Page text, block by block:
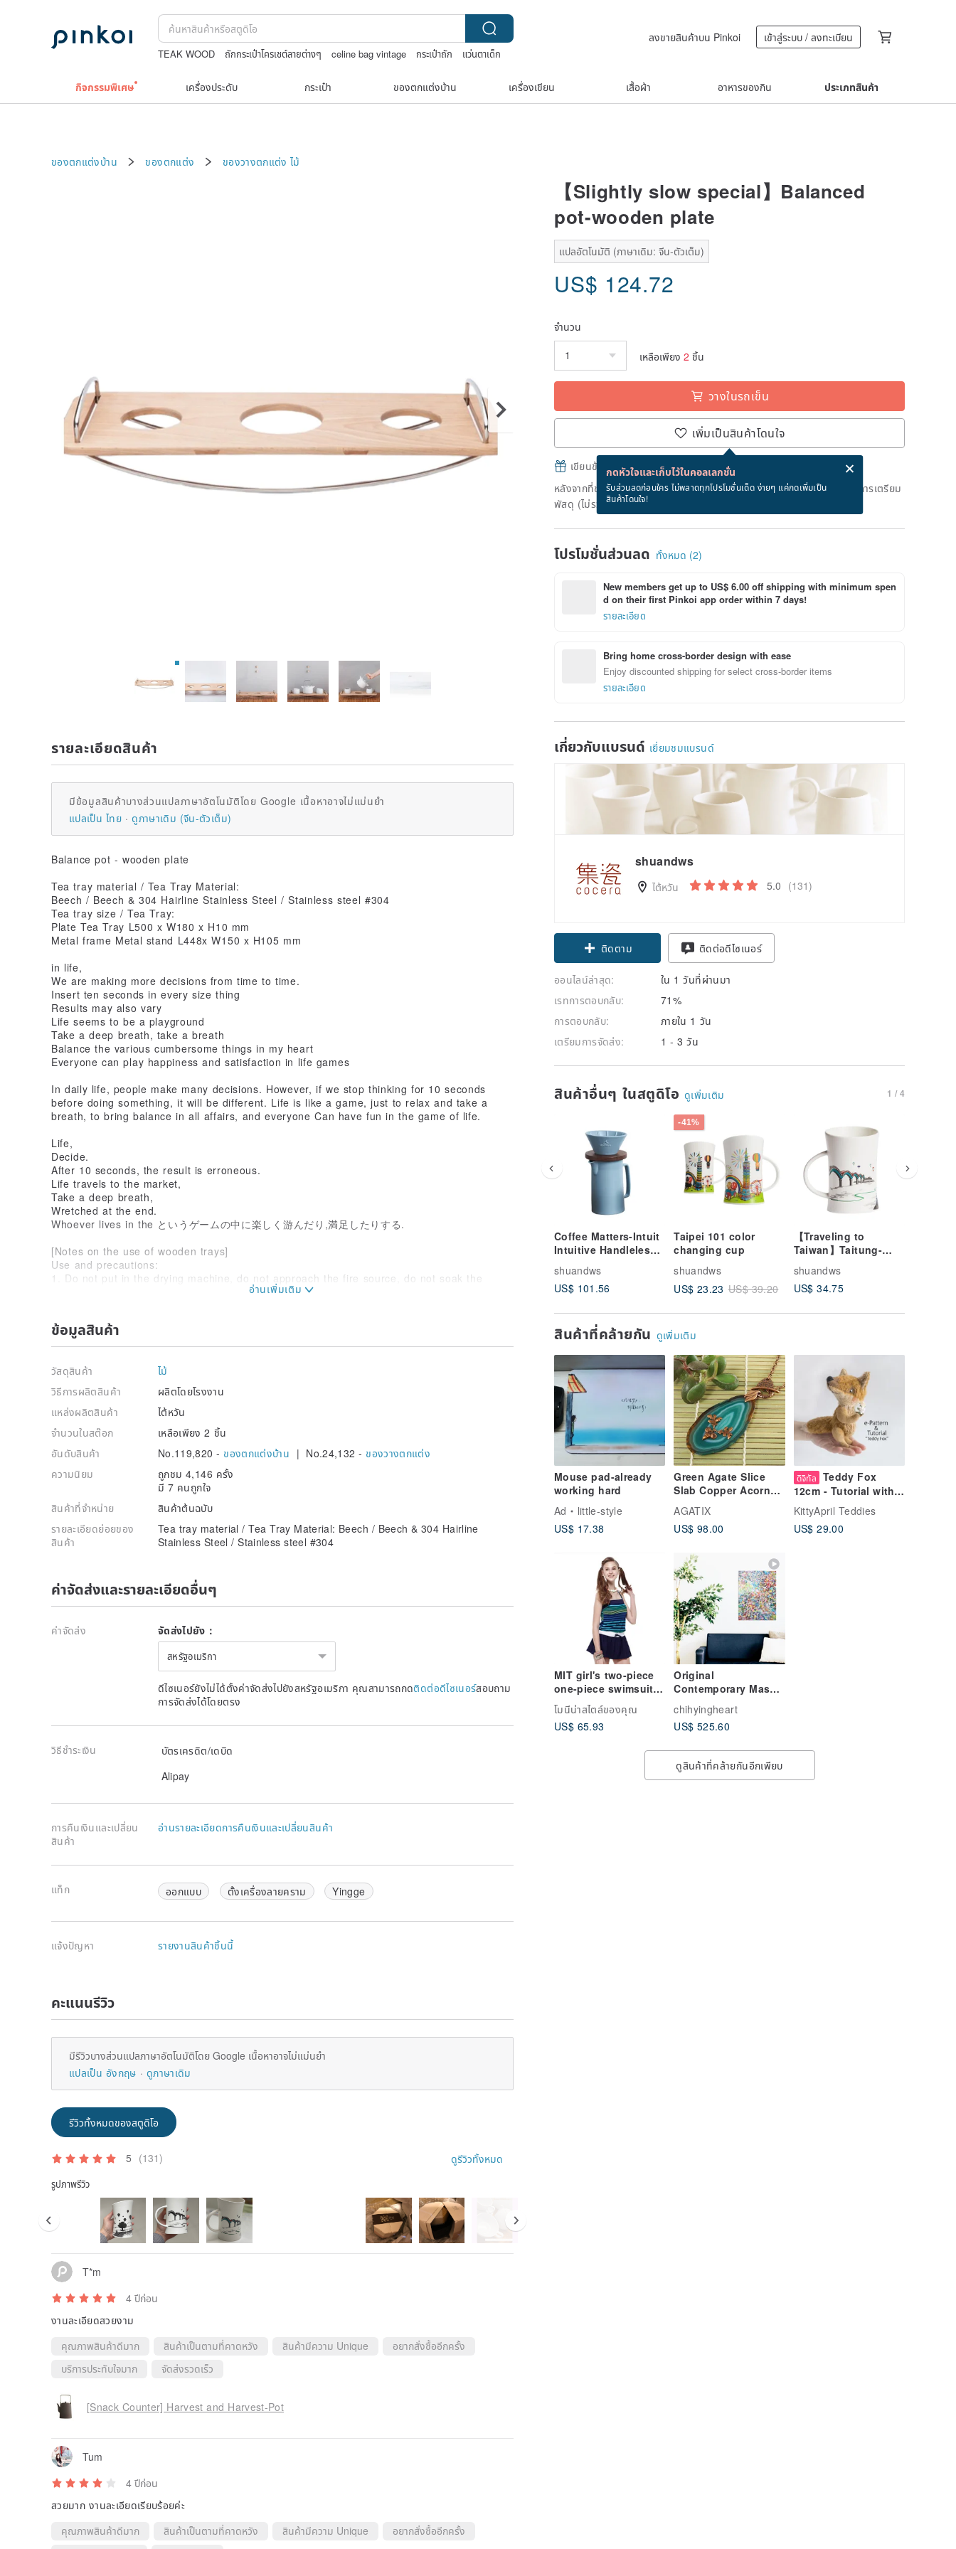
TEAK WOOD ถักกระเป๋าโครเชต์ลายต่างๆ celine bag vintage กระเป๋าถัก
แว่นตาเด็ก
ลงขายสินค้าบน Pinkoi เข้าสู่ระบบ / ลงทะเบียน
กิจกรรมพิเศษ เครื่องประดับ กระเป๋า ของตกแต่งบ้าน เครื่องเขียน เสื้อผ้า อาหารของกิน ประเภทสินค้า
ของตกแต่งบ้าน ของตกแต่ง ของวางตกแต่ง ไม้
【Slightly slow special】Balanced
pot-wooden plate
แปลอัตโนมัติ (ภาษาเดิม: จีน-ตัวเต็ม)
US$ 124.72
จำนวน
เหลือเพียง 2 ชิ้น
วางในรถเข็น
เพิ่มเป็นสินค้าโดนใจ
กดหัวใจและเก็บไว้ในคอลเลกชั่น
รับส่วนลดก่อนใคร ไม่พลาดทุกโปรโมชั่นเด็ด ง่ายๆ แค่กดเพิ่มเป็น
สินค้าโดนใจ!
เขียนข้อความและส่ง eCard ฟรีเมื่อซื้อสินค้า!
หลังจากที่ชำระเงินถึงวันที่จะจัดส่งสินค้า จะใช้เวลาประมาณ 5 วันทางการในการเตรียม
พัสดุ (ไม่รวมวันหยุด)
โปรโมชั่นส่วนลด ทั้งหมด (2)
New members get up to US$ 6.00 off shipping with minimum spen
d on their first Pinkoi app order within 7 days!
รายละเอียด
Bring home cross-border design with ease
Enjoy discounted shipping for select cross-border items
รายละเอียด
เกี่ยวกับแบรนด์ เยี่ยมชมแบรนด์
shuandws
ไต้หวัน 5.0 (131)
ติดตาม ติดต่อดีไซเนอร์
ออนไลน์ล่าสุด:
ใน 1 วันที่ผ่านมา
เรทการตอบกลับ:
71%
การตอบกลับ:
ภายใน 1 วัน
เตรียมการจัดส่ง:
1 - 3 วัน
สินค้าอื่นๆ ในสตูดิโอ ดูเพิ่มเติม 1 / 4
Coffee Matters-Intuit
Intuitive Handleless
Filter Coffee Maker
Gift Box
shuandws
US$ 101.56
-41%
Taipei 101 color
changing cup
shuandws
US$ 23.23 US$ 39.20
【Traveling to
Taiwan】Taitung-
Eastern Back to
Mountain Coastal
Color-changing Cup
shuandws
US$ 34.75
สินค้าที่คล้ายกัน ดูเพิ่มเติม
Mouse pad-already
working hard
Ad
little-style
US$ 17.38
Green Agate Slice
Slab Copper Acorn
Oak Leaf Pendant
Necklace Woman
Jewelry Gift
AGATIX
US$ 98.00
ดิจิทัล Teddy Fox
12cm - Tutorial with
Pattern PDF
KittyApril Teddies
US$ 29.00
MIT girl's two-piece
one-piece swimsuit
year-end surprise
โมนีน่าสไตล์ของคุณ
US$ 65.93
Original
Contemporary Mask
Flow Of Heart 1
chihyingheart
US$ 525.60
ดูสินค้าที่คล้ายกันอีกเพียบ
รายละเอียดสินค้า
มีข้อมูลสินค้าบางส่วนแปลภาษาอัตโนมัติโดย Google เนื้อหาอาจไม่แม่นยำ
แปลเป็น ไทย
ดูภาษาเดิม (จีน-ตัวเต็ม)
Balance pot - wooden plate
Tea tray material / Tea Tray Material:
Beech / Beech & 304 Hairline Stainless Steel / Stainless steel #304
Tea tray size / Tea Tray:
Plate Tea Tray L500 x W180 x H10 mm
Metal frame Metal stand L448x W150 x H105 mm
in life,
We are making more decisions from time to time.
Insert ten seconds in every size thing
Results may also vary
Life seems to be a playground
Take a deep breath, take a breath
Balance the various cumbersome things in my heart
Everyone can play happiness and satisfaction in life games
In daily life, people make many decisions. However, if we stop thinking for 10 seconds
before doing something, it will be different. Life is like a game, just to relax and take a
breath, to bring balance in all affairs, and everyone Can have fun in the game of life.
Life,
Decide.
After 10 seconds, the result is erroneous.
Life travels to the market,
Take a deep breath,
Wretched at the end.
Whoever lives in the というゲームの中に楽しく游んだり,満足したりする.
[Notes on the use of wooden trays]
Use and precautions:
1. Do not put in the drying machine, do not approach the fire source, do not soak the
3. Wipe with a small amount of water on a rag and let it dry naturally in a cool place.
4. This product is handmade, and the size is within ±3%.
Acura
ข้อมูลสินค้า
วัสดุสินค้า
ไม้
วิธีการผลิตสินค้า
ผลิตโดยโรงงาน
แหล่งผลิตสินค้า
ไต้หวัน
จำนวนในสต๊อก
เหลือเพียง 2 ชิ้น
อันดับสินค้า
No.119,820 -ของตกแต่งบ้าน | No.24,132 -ของวางตกแต่ง
ความนิยม
ถูกชม 4,146 ครั้ง
มี 7 คนถูกใจ
สินค้าที่จำหน่าย
สินค้าต้นฉบับ
รายละเอียดย่อยของ
สินค้า
Tea tray material / Tea Tray Material: Beech / Beech & 304 Hairline
Stainless Steel / Stainless steel #304
ค่าจัดส่งและรายละเอียดอื่นๆ
ค่าจัดส่ง จัดส่งไปยัง：
สหรัฐอเมริกา
ดีไซเนอร์ยังไม่ได้ตั้งค่าจัดส่งไปยังสหรัฐอเมริกา คุณสามารถกดติดต่อดีไซเนอร์สอบถาม
การจัดส่งได้โดยตรง
วิธีชำระเงิน
บัตรเครดิต/เดบิด
Alipay
การคืนเงินและเปลี่ยน
สินค้า
อ่านรายละเอียดการคืนเงินและเปลี่ยนสินค้า
แท็ก ออกแบบ ตั้งเครื่องลายคราม Yingge
แจ้งปัญหา รายงานสินค้าชิ้นนี้
คะแนนรีวิว
มีรีวิวบางส่วนแปลภาษาอัตโนมัติโดย Google เนื้อหาอาจไม่แม่นยำ
แปลเป็น อังกฤษ
ดูภาษาเดิม
รีวิวทั้งหมดของสตูดิโอ
5 (131) ดูรีวิวทั้งหมด
รูปภาพรีวิว
T*m
4 ปีก่อน
งานละเอียดสวยงาม
คุณภาพสินค้าดีมาก
สินค้าเป็นตามที่คาดหวัง สินค้ามีความ Unique
อยากสั่งซื้ออีกครั้ง
บริการประทับใจมาก
จัดส่งรวดเร็ว
[Snack Counter] Harvest and Harvest-Pot
Tum
4 ปีก่อน
สวยมาก งานละเอียดเรียบร้อยค่ะ
คุณภาพสินค้าดีมาก
สินค้าเป็นตามที่คาดหวัง สินค้ามีความ Unique
อยากสั่งซื้ออีกครั้ง